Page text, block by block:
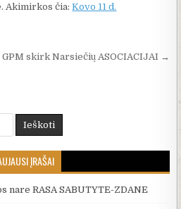
Akimirkos čia:Kovo 11 d.
įrašų
GPM skirk Narsiečių ASOCIACIJAI →
ĮRAŠAI
nare RASA SABUTYTE-ZDANE